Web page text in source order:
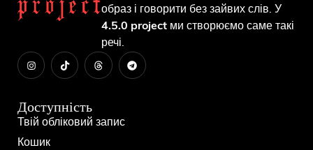
образ і говорити без зайвих слів. У
4.5.0 project ми створюємо саме такі
речі.
Доступність
Твій обліковий запис
Кошик